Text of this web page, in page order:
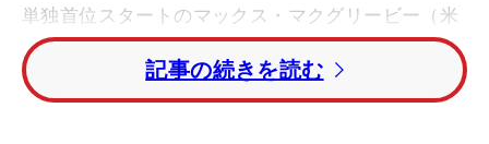
単独首位スタートのマックス・マクグリービー（米
国）は2バーディ・ノーボギーの「69」で回り、ト
ーナメントレコードのトータル22アンダーで優勝。
後続に4打差をつける快勝だった。「4日間1ボギー
記事の続きを読む